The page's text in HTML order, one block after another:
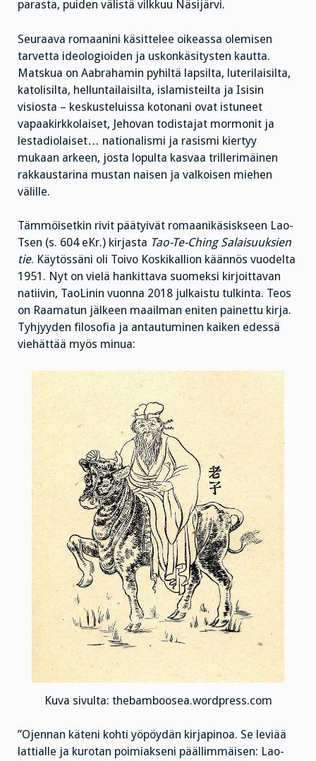
parasta, puiden välistä vilkkuu Näsijärvi.
Seuraava romaanini käsittelee oikeassa olemisen
tarvetta ideologioiden ja uskonkäsitysten kautta.
Matskua on Aabrahamin pyhiltä lapsilta, luterilaisilta,
katolisilta, helluntailaisilta, islamisteilta ja Isisin
visiosta – keskusteluissa kotonani ovat istuneet
vapaakirkkolaiset, Jehovan todistajat mormonit ja
lestadiolaiset… nationalismi ja rasismi kiertyy
mukaan arkeen, josta lopulta kasvaa trillerimäinen
rakkaustarina mustan naisen ja valkoisen miehen
välille.
Tämmöisetkin rivit päätyivät romaanikäsiskseen Lao-
Tsen (s. 604 eKr.) kirjasta Tao-Te-Ching Salaisuuksien
tie. Käytössäni oli Toivo Koskikallion käännös vuodelta
1951. Nyt on vielä hankittava suomeksi kirjoittavan
natiivin, TaoLinin vuonna 2018 julkaistu tulkinta. Teos
on Raamatun jälkeen maailman eniten painettu kirja.
Tyhjyyden filosofia ja antautuminen kaiken edessä
viehättää myös minua:
Kuva sivulta: thebamboosea.wordpress.com
”Ojennan käteni kohti yöpöydän kirjapinoa. Se leviää
lattialle ja kurotan poimiakseni päällimmäisen: Lao-